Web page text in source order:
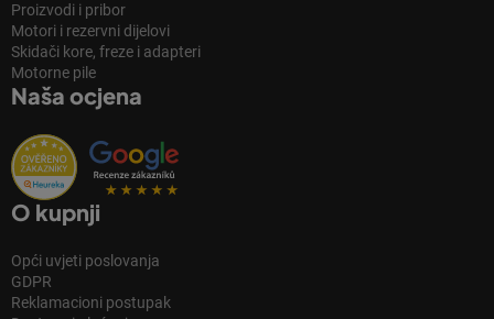
Proizvodi i pribor
Motori i rezervni dijelovi
Skidači kore, freze i adapteri
Motorne pile
Naša ocjena
O kupnji
Opći uvjeti poslovanja
GDPR
Reklamacioni postupak